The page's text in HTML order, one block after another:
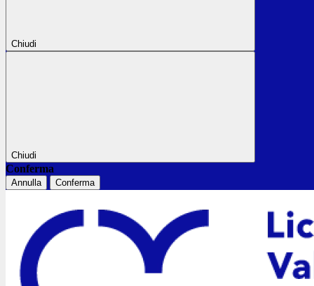
Chiudi
Chiudi
Conferma
Annulla Conferma